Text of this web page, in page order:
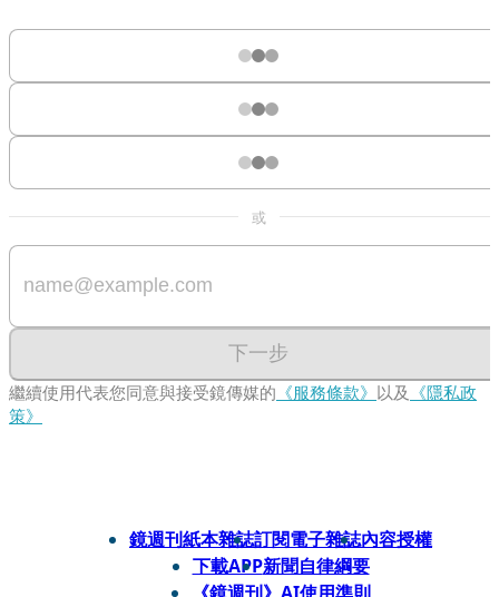
或
下一步
繼續使用代表您同意與接受鏡傳媒的 《服務條款》 以及 《隱私政
策》
鏡週刊紙本雜誌訂閱電子雜誌內容授權
下載APP新聞自律綱要